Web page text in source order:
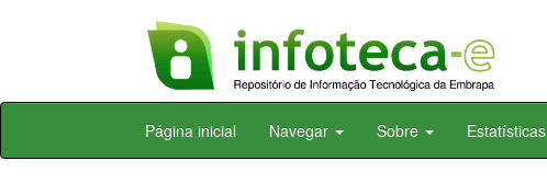
Skip
Página inicial Navegar Sobre Estatísticas